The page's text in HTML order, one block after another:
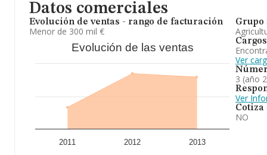
Datos comerciales
Evolución de ventas - rango de facturación
Menor de 300 mil €
Evolución de las ventas
2011 2012 2013
Grupo
Cargos
Ver
3 (año
Ver
Cotiza
NO